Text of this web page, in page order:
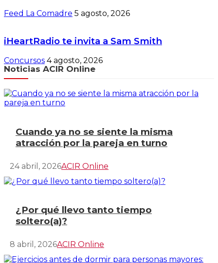
Feed La Comadre 5 agosto, 2026
iHeartRadio te invita a Sam Smith
Concursos 4 agosto, 2026
Noticias ACIR Online
Cuando ya no se siente la misma
atracción por la pareja en turno
24 abril, 2026ACIR Online
¿Por qué llevo tanto tiempo
soltero(a)?
8 abril, 2026ACIR Online